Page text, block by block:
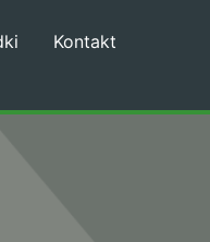
Kontakt